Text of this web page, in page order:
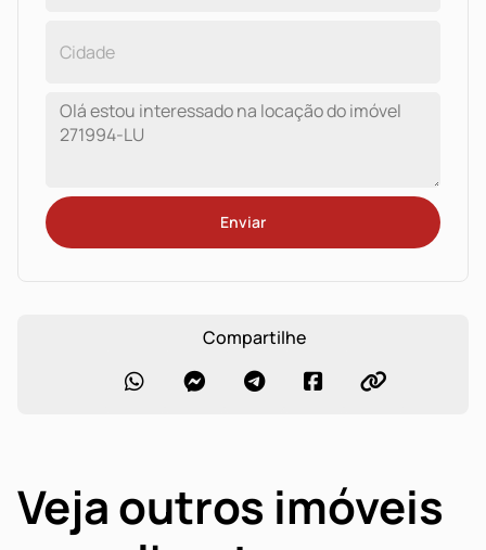
Enviar
Compartilhe
Veja outros imóveis